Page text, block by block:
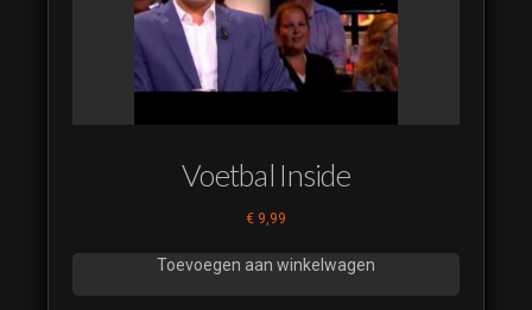
Voetbal Inside
€ 9,99
Toevoegen aan winkelwagen